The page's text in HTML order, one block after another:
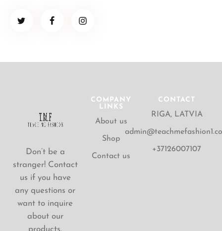
Don’t be a
stranger! Contact
us if you have
any questions or
want to inquire
about our
COMPANY
LINKS
About us
Shop
Contact us
CONTACT
RIGA, LATVIA
+37126007107